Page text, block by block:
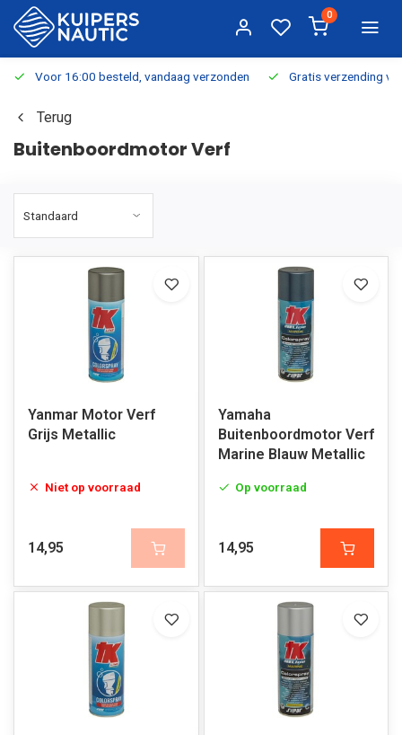
0
Voor 16:00 besteld, vandaag verzonden Gratis verzending
Terug
Buitenboordmotor Verf
Yanmar Motor Verf
Grijs Metallic
Niet op voorraad
14,95
Yamaha
Buitenboordmotor Verf
Marine Blauw Metallic
Op voorraad
14,95